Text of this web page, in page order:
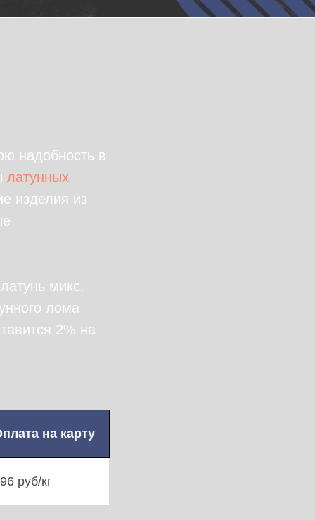
надобность в
латунных
изделия из
микс.
лома
2% на
на карту
руб/кг